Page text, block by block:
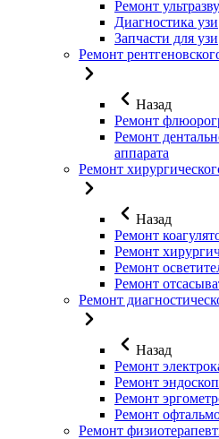
Ремонт
Диагностика узи
Запчасти для узи
Ремонт
Назад
Ремонт
Ремонт
аппарата
Ремонт
Назад
Ремонт
Ремонт
Ремонт
Ремонт
Ремонт
Назад
Ремонт
Ремонт
Ремонт
Ремонт
Ремонт